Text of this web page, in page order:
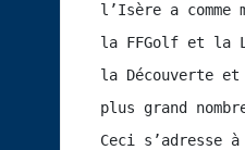
l’Isère a
la FFGolf et la
la Découverte
plus grand
Ceci s’adresse